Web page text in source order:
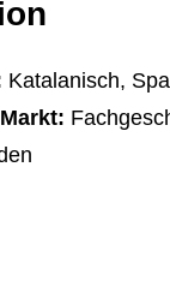
Katalanisch,